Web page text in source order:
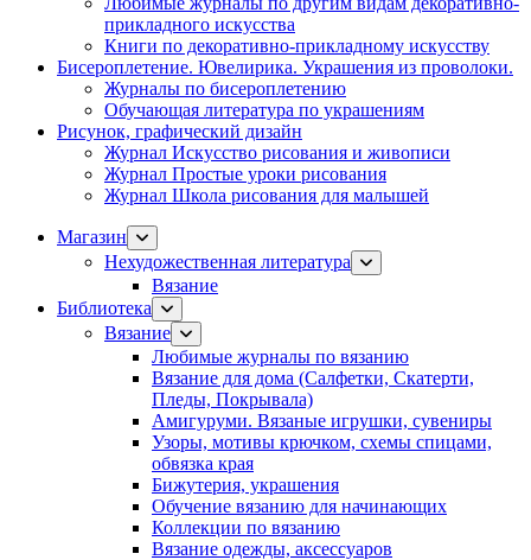
прикладного искусства
Книги по декоративно-прикладному искусству
Бисероплетение. Ювелирика. Украшения из проволоки.
Журналы по бисероплетению
Обучающая литература по украшениям
Рисунок, графический дизайн
Журнал Искусство рисования и живописи
Журнал Простые уроки рисования
Журнал Школа рисования для малышей
Магазин
Нехудожественная литература
Вязание
Библиотека
Вязание
Любимые журналы по вязанию
Вязание для дома (Салфетки, Скатерти,
Пледы, Покрывала)
Амигуруми. Вязаные игрушки, сувениры
Узоры, мотивы крючком, схемы спицами,
обвязка края
Бижутерия, украшения
Обучение вязанию для начинающих
Коллекции по вязанию
Вязание одежды, аксессуаров